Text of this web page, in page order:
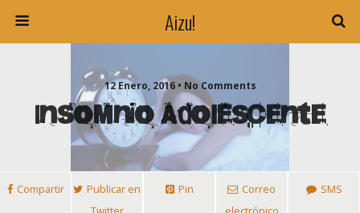
Aizu!
12 Enero, 2016 • No Comments
Insomnio Adolescente
Compartir
Publicar en
Pin
Correo
SMS